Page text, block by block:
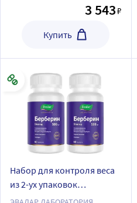
3 543₽
Купить
Набор для контроля веса
из 2-ух упаковок
БЕРБЕРИН ЭВАЛАР N60